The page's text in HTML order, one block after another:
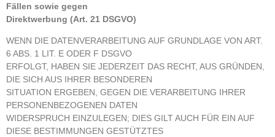
Fällen sowie gegen
Direktwerbung (Art. 21 DSGVO)
WENN DIE DATENVERARBEITUNG AUF GRUNDLAGE VON ART.
6 ABS. 1 LIT. E ODER F DSGVO
ERFOLGT, HABEN SIE JEDERZEIT DAS RECHT, AUS GRÜNDEN,
DIE SICH AUS IHRER BESONDEREN
SITUATION ERGEBEN, GEGEN DIE VERARBEITUNG IHRER
PERSONENBEZOGENEN DATEN
WIDERSPRUCH EINZULEGEN; DIES GILT AUCH FÜR EIN AUF
DIESE BESTIMMUNGEN GESTÜTZTES